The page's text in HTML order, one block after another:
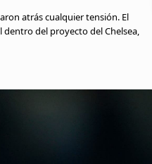
atrás cualquier tensión. El
del proyecto del Chelsea,